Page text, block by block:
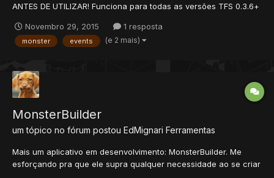
ANTES DE UTILIZAR! Funciona para todas as versões TFS 0.3.6+
não me dei o trabalho de testar) Introdução: Bem, como o titulo
mesmo diz, o script vai criar e modificar todos os monstro...
Novembro 29, 2015 1 resposta
monster events (e 2 mais)
MonsterBuilder
um tópico no fórum postou EdMignari Ferramentas
Mais um aplicativo em desenvolvimento: MonsterBuilder. Me
esforçando pra que ele supra qualquer necessidade ao se criar